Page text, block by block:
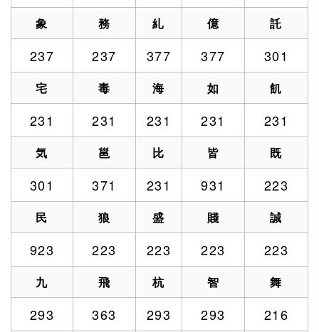
象 務 糺 億 託
237 237 377 377 301
宅 毒 海 如 飢
231 231 231 231 231
気 邕 比 皆 既
301 371 231 931 223
民 狼 盛 賤 誠
923 223 223 223 223
九 飛 杭 智 舞
293 363 293 293 216